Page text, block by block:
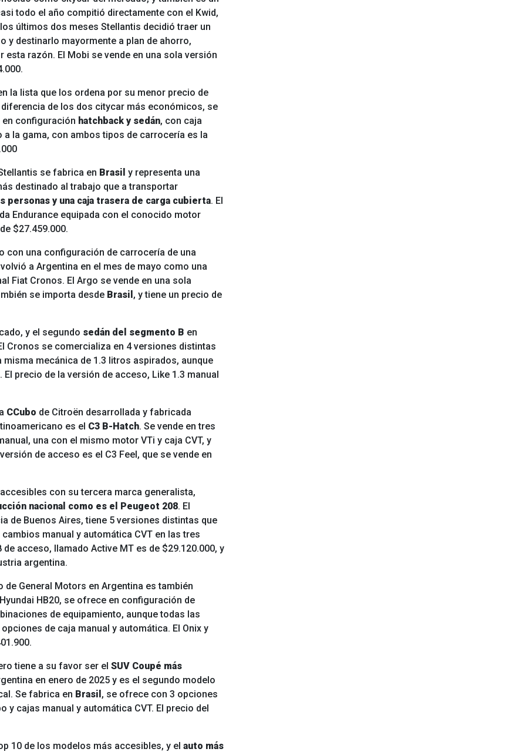
todo el año compitió directamente con el Kwid,
últimos dos meses Stellantis decidió traer un
y destinarlo mayormente a plan de ahorro,
razón. El Mobi se vende en una sola versión
la lista que los ordena por su menor precio de
diferencia de los dos citycar más económicos, se
configuración hatchback y sedán, con caja
la gama, con ambos tipos de carrocería es la
se fabrica en Brasil y representa una
destinado al trabajo que a transportar
personas y una caja trasera de carga cubierta. El
Endurance equipada con el conocido motor
$27.459.000.
con una configuración de carrocería de una
a Argentina en el mes de mayo como una
Fiat Cronos. El Argo se vende en una sola
se importa desde Brasil , y tiene un precio de
y el segundo sedán del segmento B en
Cronos se comercializa en 4 versiones distintas
mecánica de 1.3 litros aspirados, aunque
precio de la versión de acceso, Like 1.3 manual
CCubo de Citroën desarrollada y fabricada
es el C3 B-Hatch. Se vende en tres
una con el mismo motor VTi y caja CVT, y
de acceso es el C3 Feel, que se vende en
con su tercera marca generalista,
nacional como es el Peugeot 208. El
de Buenos Aires, tiene 5 versiones distintas que
manual y automática CVT en las tres
acceso, llamado Active MT es de $29.120.000, y
argentina.
General Motors en Argentina es también
HB20, se ofrece en configuración de
de equipamiento, aunque todas las
de caja manual y automática. El Onix y
tiene a su favor ser el SUV Coupé más
en enero de 2025 y es el segundo modelo
Se fabrica en Brasil , se ofrece con 3 opciones
cajas manual y automática CVT. El precio del
10 de los modelos más accesibles, y el auto más